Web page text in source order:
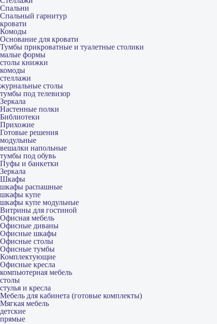
Спальни
Спальный гарнитур
кровати
Комоды
Основание для кровати
Тумбы прикроватные и туалетные столики
малые формы
столы книжки
комоды
стеллажи
журнальные столы
тумбы под телевизор
Зеркала
Настенные полки
Библиотеки
Прихожие
Готовые решения
модульные
вешалки напольные
тумбы под обувь
Пуфы и банкетки
Зеркала
Шкафы
шкафы распашные
шкафы купе
шкафы купе модульные
Витрины для гостиной
Офисная мебель
Офисные диваны
Офисные шкафы
Офисные столы
Офисные тумбы
Комплектующие
Офисные кресла
компьютерная мебель
столы
стулья и кресла
Мебель для кабинета (готовые комплекты)
Мягкая мебель
детские
прямые